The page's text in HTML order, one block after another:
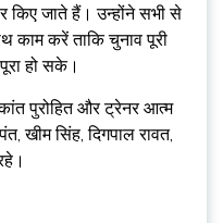
किए जाते हैं। उन्होंने सभी से
काम करें ताकि चुनाव पूरी
हो सके।
पुरोहित और ट्रेनर आत्म
खीम सिंह, दिगपाल रावत,